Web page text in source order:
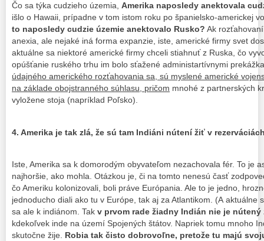
Čo sa týka cudzieho územia, Amerika naposledy anektovala
išlo o Hawaii, prípadne v tom istom roku po španielsko-americkej
to naposledy cudzie územie anektovalo Rusko? Ak
anexia, ale nejaké iná forma expanzie, iste, americké firmy svet
aktuálne sa niektoré americké firmy chceli stiahnuť z Ruska, čo
opúšťanie ruského trhu im bolo sťažené administartívnymi
údajného amerického rozťahovania sa, sú myslené americké
na základe obojstranného súhlasu, pričom mnohé z partnerských
vyložene stoja (napríklad Poľsko).
4. Amerika je tak zlá, že sú tam Indiáni nútení žiť v
Iste, Amerika sa k domorodým obyvateľom nezachovala fér. To je
najhoršie, ako mohla. Otázkou je, či na tomto nenesú časť
čo Ameriku kolonizovali, boli práve Európania. Ale to je jedno,
jednoducho diali ako tu v Európe, tak aj za Atlantikom. (A aktuálne
sa ale k indiánom. Tak v prvom rade žiadny Indián nie je
kdekoľvek inde na území Spojených štátov. Napriek tomu mnoho
skutočne žije. Robia tak čisto dobrovoľne, pretože tu majú